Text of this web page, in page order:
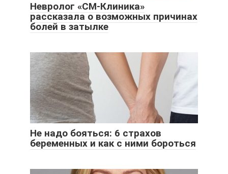
Невролог «СМ-Клиника»
рассказала о возможных причинах
болей в затылке
Не надо бояться: 6 страхов
беременных и как с ними бороться